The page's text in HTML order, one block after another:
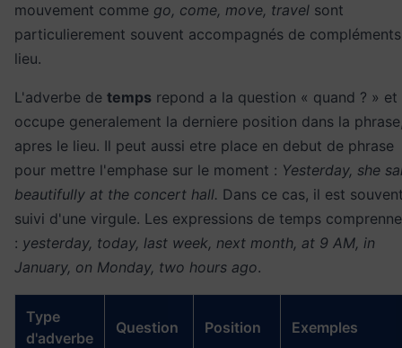
mouvement comme go, come, move, travel sont
particulierement souvent accompagnés de
lieu.
L'adverbe de temps repond a la question « quand ? » et
occupe generalement la derniere position dans la
apres le lieu. Il peut aussi etre place en debut de phrase
pour mettre l'emphase sur le moment : Yesterday, she
beautifully at the concert hall. Dans ce cas, il est
suivi d'une virgule. Les expressions de temps
: yesterday, today, last week, next month, at 9 AM, in
January, on Monday, two hours ago.
Type
d'adverbe
Question Position Exemples